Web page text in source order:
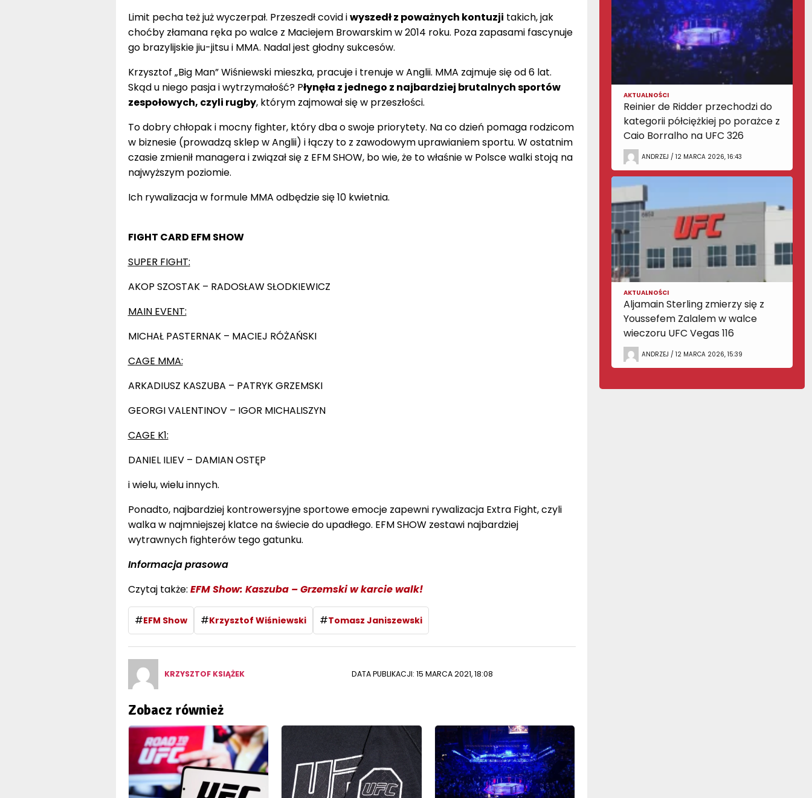
Limit pecha też już wyczerpał. Przeszedł covid iwyszedł z poważnych kontuzji takich, jak
choćby złamana ręka po walce z Maciejem Browarskim w 2014 roku. Poza zapasami fascynuje
go brazylijskie jiu-jitsu i MMA. Nadal jest głodny sukcesów.
Krzysztof „Big Man” Wiśniewski mieszka, pracuje i trenuje w Anglii. MMA zajmuje się od 6 lat.
Skąd u niego pasja i wytrzymałość? Płynęła z jednego z najbardziej brutalnych sportów
zespołowych, czyli rugby, którym zajmował się w przeszłości.
To dobry chłopak i mocny fighter, który dba o swoje priorytety. Na co dzień pomaga rodzicom
w biznesie (prowadzą sklep w Anglii) i łączy to z zawodowym uprawianiem sportu. W ostatnim
czasie zmienił managera i związał się z EFM SHOW, bo wie, że to właśnie w Polsce walki stoją na
najwyższym poziomie.
Ich rywalizacja w formule MMA odbędzie się 10 kwietnia.
FIGHT CARD EFM SHOW
SUPER FIGHT:
AKOP SZOSTAK – RADOSŁAW SŁODKIEWICZ
MAIN EVENT:
MICHAŁ PASTERNAK – MACIEJ RÓŻAŃSKI
CAGE MMA:
ARKADIUSZ KASZUBA – PATRYK GRZEMSKI
GEORGI VALENTINOV – IGOR MICHALISZYN
CAGE K1:
DANIEL ILIEV – DAMIAN OSTĘP
i wielu, wielu innych.
Ponadto, najbardziej kontrowersyjne sportowe emocje zapewni rywalizacja Extra Fight, czyli
walka w najmniejszej klatce na świecie do upadłego. EFM SHOW zestawi najbardziej
wytrawnych fighterów tego gatunku.
Informacja prasowa
Czytaj także: EFM Show: Kaszuba – Grzemski w karcie walk!
#EFM Show #Krzysztof Wiśniewski #Tomasz Janiszewski
KRZYSZTOF KSIĄŻEK DATA PUBLIKACJI: 15 MARCA 2021, 18:08
Zobacz również
AKTUALNOŚCI
Reinier de Ridder przechodzi do
kategorii półciężkiej po porażce z
Caio Borralho na UFC 326
ANDRZEJ / 12 MARCA 2026, 16:43
AKTUALNOŚCI
Aljamain Sterling zmierzy się z
Youssefem Zalalem w walce
wieczoru UFC Vegas 116
ANDRZEJ / 12 MARCA 2026, 15:39